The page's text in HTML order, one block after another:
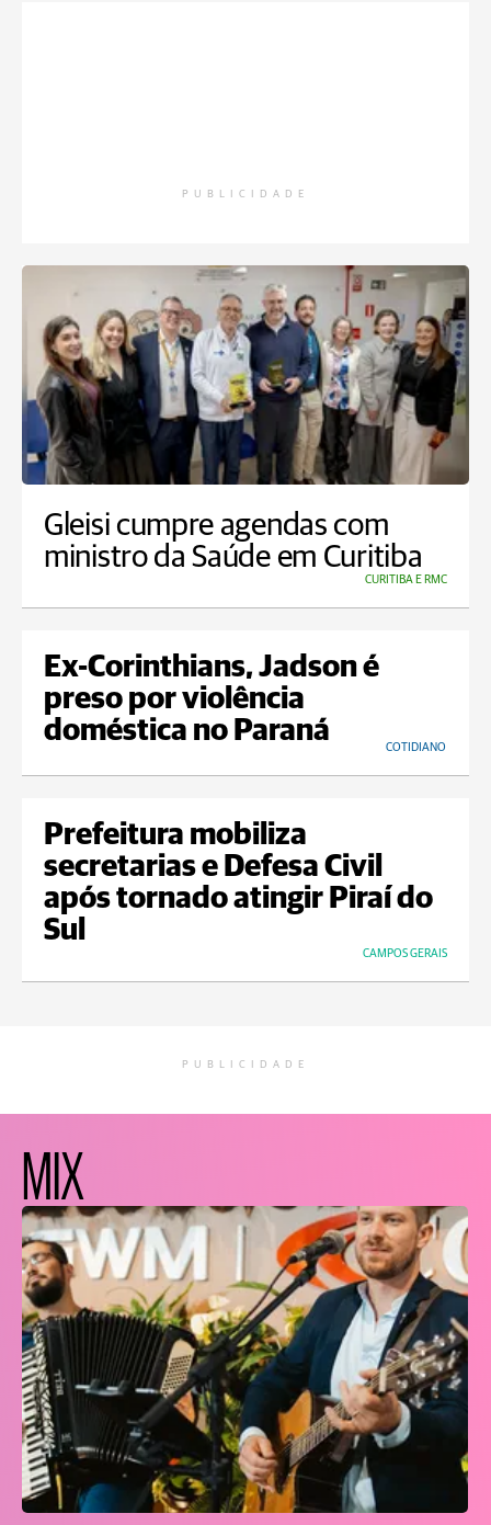
PUBLICIDADE
Gleisi cumpre agendas com
ministro da Saúde em Curitiba
CURITIBA E RMC
Ex-Corinthians, Jadson é
preso por violência
doméstica no Paraná
COTIDIANO
Prefeitura mobiliza
secretarias e Defesa Civil
após tornado atingir Piraí do
Sul
CAMPOS GERAIS
PUBLICIDADE
MIX